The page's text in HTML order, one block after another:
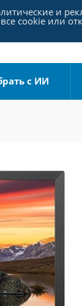
с ИИ
и
cookie или